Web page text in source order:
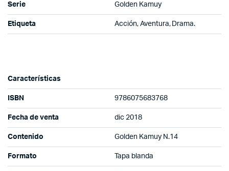
Serie Golden Kamuy
Etiqueta Acción, Aventura, Drama.
Características
ISBN 9786075683768
Fecha de venta dic 2018
Contenido Golden Kamuy N.14
Formato Tapa blanda